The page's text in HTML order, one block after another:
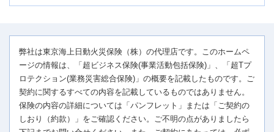
弊社は東京海上日動火災保険（株）の代理店です。このホームペ
ージの情報は、「超ビジネス保険(事業活動包括保険)」、「超Tプ
ロテクション(業務災害総合保険)」の概要を記載したものです。ご
契約に関するすべての内容を記載しているものではありません。
保険の内容の詳細については「パンフレット」または「ご契約の
しおり（約款）」をご確認ください。ご不明の点がありましたら